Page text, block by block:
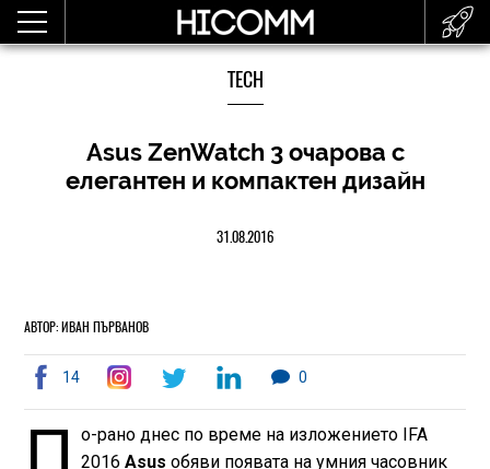
TECH
Asus ZenWatch 3 очарова с
елегантен и компактен дизайн
31.08.2016
АВТОР: ИВАН ПЪРВАНОВ
14 0
о-рано днес по време на изложението IFA
2016Asusобяви появата на умния часовник